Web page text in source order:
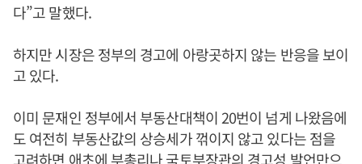
다”고 말했다.
하지만 시장은 정부의 경고에 아랑곳하지 않는 반응을 보이
고 있다.
이미 문재인 정부에서 부동산대책이 20번이 넘게 나왔음에
도 여전히 부동산값의 상승세가 꺾이지 않고 있다는 점을
고려하면 애초에 부총리나 국토부장관의 경고성 발언만으